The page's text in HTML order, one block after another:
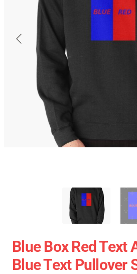
Blue Box Red Text
Blue Text Pullover